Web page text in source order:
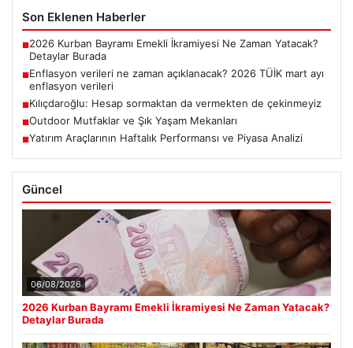
Son Eklenen Haberler
■2026 Kurban Bayramı Emekli İkramiyesi Ne Zaman Yatacak?
Detaylar Burada
■Enflasyon verileri ne zaman açıklanacak? 2026 TÜİK mart ayı
enflasyon verileri
■Kılıçdaroğlu: Hesap sormaktan da vermekten de çekinmeyiz
■Outdoor Mutfaklar ve Şık Yaşam Mekanları
■Yatırım Araçlarının Haftalık Performansı ve Piyasa Analizi
Güncel
06/08/2026
2026 Kurban Bayramı Emekli İkramiyesi Ne Zaman Yatacak?
Detaylar Burada